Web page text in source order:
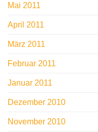
Mai 2011
April 2011
März 2011
Februar 2011
Januar 2011
Dezember 2010
November 2010